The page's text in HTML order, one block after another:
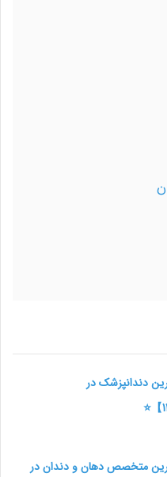
از بهترین دندانپزشک در
از بهترین متخصص دهان و دندان در